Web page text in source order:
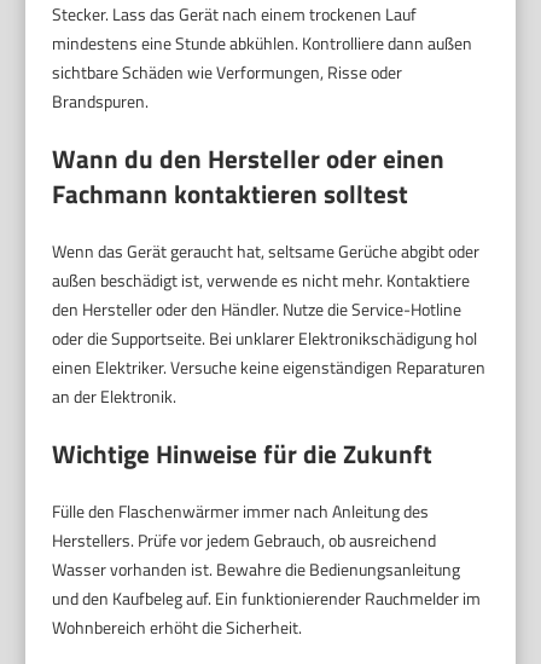
Stecker. Lass das Gerät nach einem trockenen Lauf
mindestens eine Stunde abkühlen. Kontrolliere dann außen
sichtbare Schäden wie Verformungen, Risse oder
Brandspuren.
Wann du den Hersteller oder einen
Fachmann kontaktieren solltest
Wenn das Gerät geraucht hat, seltsame Gerüche abgibt oder
außen beschädigt ist, verwende es nicht mehr. Kontaktiere
den Hersteller oder den Händler. Nutze die Service-Hotline
oder die Supportseite. Bei unklarer Elektronikschädigung hol
einen Elektriker. Versuche keine eigenständigen Reparaturen
an der Elektronik.
Wichtige Hinweise für die Zukunft
Fülle den Flaschenwärmer immer nach Anleitung des
Herstellers. Prüfe vor jedem Gebrauch, ob ausreichend
Wasser vorhanden ist. Bewahre die Bedienungsanleitung
und den Kaufbeleg auf. Ein funktionierender Rauchmelder im
Wohnbereich erhöht die Sicherheit.